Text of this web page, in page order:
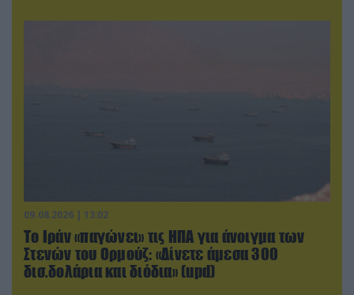
09.08.2026 | 13:02
Το Ιράν «παγώνει» τις ΗΠΑ για άνοιγμα των
Στενών του Ορμούζ: «Δίνετε άμεσα 300
δισ.δολάρια και διόδια» (upd)